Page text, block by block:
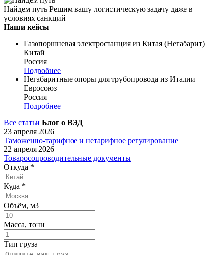
Найдем путь Решим вашу логистическую задачу даже в
условиях санкций
Наши кейсы
Газопоршневая электростанция из Китая (Негабарит)
Китай
Россия
Подробнее
Негабаритные опоры для трубопровода из Италии
Евросоюз
Россия
Подробнее
Все статьи Блог о ВЭД
23 апреля 2026
Таможенно-тарифное и нетарифное регулирование
22 апреля 2026
Товаросопроводительные документы
Откуда *
Куда *
Объём, м3
Масса, тонн
Тип груза